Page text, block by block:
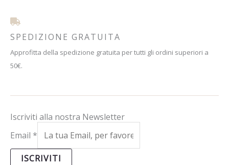
SPEDIZIONE GRATUITA
Approfitta della spedizione gratuita per tutti gli ordini superiori a
50€.
Iscriviti alla nostra Newsletter
Email *
ISCRIVITI